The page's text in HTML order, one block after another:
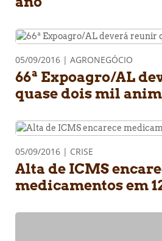
05/09/2016 | AGRONEGÓCIO
66ª Expoagro/AL
quase dois mil
05/09/2016 | CRISE
Alta de ICMS
medicamentos em